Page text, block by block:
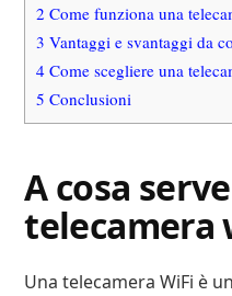
2 Come funziona una
3 Vantaggi e svantaggi da
4 Come scegliere una
5 Conclusioni
A cosa
telecamera
Una telecamera WiFi è